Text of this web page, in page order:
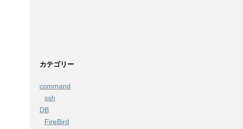
カテゴリー
command
ssh
DB
FireBird